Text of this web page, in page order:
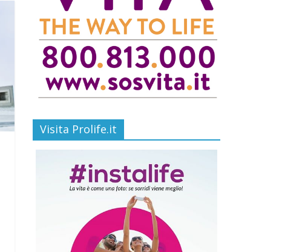
Visita Prolife.it